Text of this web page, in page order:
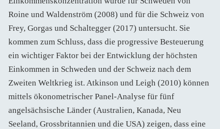
Roine und Waldenström (2008) und für die Schweiz von
Frey, Gorgas und Schaltegger (2017) untersucht. Sie
kommen zum Schluss, dass die progressive Besteuerung
ein wichtiger Faktor bei der Entwicklung der höchsten
Einkommen in Schweden und der Schweiz nach dem
Zweiten Weltkrieg ist. Atkinson und Leigh (2010) können
mittels ökonometrischer Panel-Analyse für fünf
angelsächsische Länder (Australien, Kanada, Neu
Seeland, Grossbritannien und die USA) zeigen, dass eine